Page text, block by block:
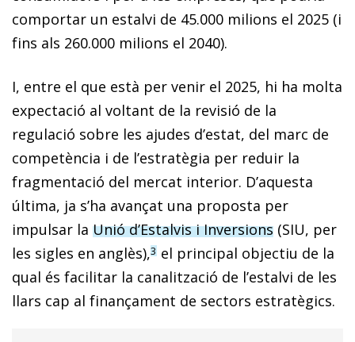
comportar un estalvi de 45.000 milions el 2025 (i
fins als 260.000 milions el 2040).
I, entre el que està per venir el 2025, hi ha molta
expectació al voltant de la revisió de la
regulació sobre les ajudes d’estat, del marc de
competència i de l’estratègia per reduir la
fragmentació del mercat interior. D’aquesta
última, ja s’ha avançat una proposta per
impulsar la Unió d’Estalvis i Inversions (SIU, per
les sigles en anglès),3 el principal objectiu de la
qual és facilitar la canalització de l’estalvi de les
llars cap al finançament de sectors estratègics.